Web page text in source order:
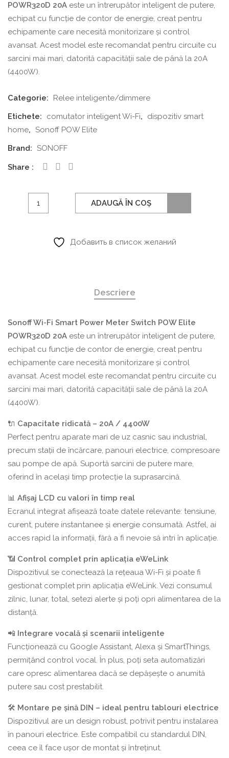
POWR320D 20A este un întrerupător inteligent de putere,
echipat cu funcție de contor de energie, creat pentru
echipamente care necesită monitorizare și control
avansat. Acest model este recomandat pentru circuite cu
sarcini mai mari, datorită capacității sale de până la 20A
(4400W).
Categorie:
Relee inteligente/dimmere
Etichete:
comutator inteligent Wi-Fi,
dispozitiv smart
home, Sonoff POW Elite
Brand: SONOFF
Share
Cantitate
Comutator
Sonoff
POW
Elite
POWR320D
20A
ADAUGĂ ÎN COȘ
Добавить в список желаний
Descriere
Sonoff Wi-Fi Smart Power Meter Switch POW Elite
POWR320D 20A este un întrerupător inteligent de putere,
echipat cu funcție de contor de energie, creat pentru
echipamente care necesită monitorizare și control
avansat. Acest model este recomandat pentru circuite cu
sarcini mai mari, datorită capacității sale de până la 20A
(4400W).
🔌 Capacitate ridicată – 20A / 4400W
Perfect pentru aparate mari de uz casnic sau industrial,
precum stații de încărcare, panouri electrice, compresoare
sau pompe de apă. Suportă sarcini de putere mare,
oferind în același timp protecție la suprasarcină.
📊 Afișaj LCD cu valori în timp real
Ecranul integrat afișează toate datele relevante: tensiune,
curent, putere instantanee și energie consumată. Astfel, ai
acces rapid la informații, fără a fi nevoie să intri în aplicație.
📶 Control complet prin aplicația eWeLink
Dispozitivul se conectează la rețeaua Wi-Fi și poate fi
gestionat complet prin aplicația eWeLink. Vezi consumul
zilnic, lunar, total, setezi alerte și poți opri alimentarea de la
distanță.
📲 Integrare vocală și scenarii inteligente
Funcționează cu Google Assistant, Alexa și SmartThings,
permițând control vocal. În plus, poți seta automatizări
care opresc alimentarea dacă se depășește o anumită
putere sau cost prestabilit.
🛠 Montare pe șină DIN – ideal pentru tablouri electrice
Dispozitivul are un design robust, potrivit pentru instalarea
în panouri electrice. Este compatibil cu standardul DIN,
ceea ce îl face ușor de montat și întreținut.